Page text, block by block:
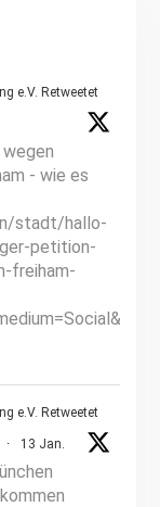
e.V. Retweetet
- wie es
stadt/hallo-
petition-
freiham-
e.V. Retweetet
· 13 Jan.